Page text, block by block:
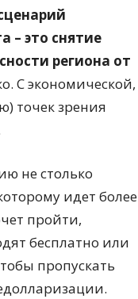
– это снятие
региона от
С экономической,
точек зрения
не столько
идет более
пройти,
бесплатно или
пропускать